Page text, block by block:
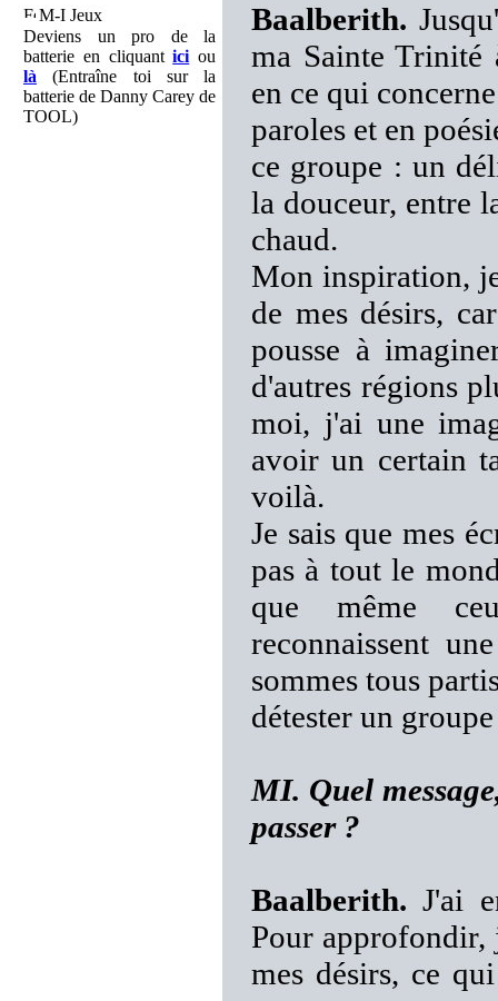
M-I Jeux
Deviens un pro de la
batterie en cliquantici ou
là (Entraîne toi sur la
batterie de Danny Carey de
TOOL)
Baalberith.
ma Sainte Trinité
en ce qui
paroles et en
ce groupe : un
la douceur, entre
chaud.
Mon inspiration,
de mes désirs,
pousse à
d'autres régions
moi, j'ai une
avoir un certain
voilà.
Je sais que mes
pas à tout le
que même
reconnaissent
sommes tous
détester un
MI. Quel
passer ?
Baalberith. J'ai
Pour approfondir,
mes désirs, ce